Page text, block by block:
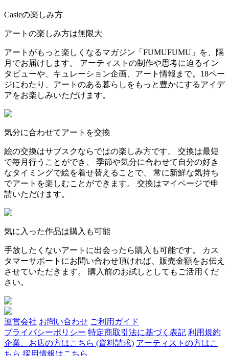
Casieの楽しみ方
アートの楽しみ方は無限大
アートがもっと楽しくなるマガジン「FUMUFUMU」を、隔
月でお届けします。 アーティストの制作や思考に迫るイン
タビューや、キュレーション企画、アート情報まで。18ペー
ジにわたり、アートのある暮らしをもっと豊かにするアイデ
アをお楽しみいただけます。
気分に合わせてアートを交換
絵の交換はサブスクならではの楽しみ方です。 交換は最短
で毎月行うことができ、 季節や気分に合わせて自分の好き
なタイミングで絵を着せ替えることで、 常に新鮮な気持ち
でアートを楽しむことができます。 交換はマイページで申
請いただけます。
気に入った作品は購入も可能
手放したくないアートに出会ったら購入も可能です。 カス
タマーサポートにお問い合わせ頂ければ、販売金額をお伝え
させていただきます。 購入前のお試しとしてもご活用くだ
さい。
運営会社 お問い合わせ ご利用ガイド
プライバシーポリシー 特定商取引法に基づく表記 利用規約
企業、お店の方はこちら (資料請求) アーティストの方はこ
ちら 採用情報はこちら